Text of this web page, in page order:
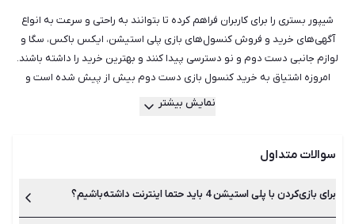
شیپور بستری را برای کاربران فراهم کرده تا بتوانند به راحتی و سرعت به انواع
آگهی‌های خرید و فروش کنسول‌های بازی پلی استیشن، ایکس باکس، سگا و
لوازم جانبی دست دوم و نو دسترسی پیدا کنند و بهترین خرید را داشته باشند.
امروزه اشتیاق به خرید کنسول بازی دست دوم بیش از پیش شده است و
اولین دلیلی که هر کسی به سراغ آن‌ها می‌رود، قیمت است. مطمئنا قیمت یک
مناسب را در میان آگهی‌های شیپور پیدا کرده‌اید، بی‌شک خرید دست دوم و
و دلزدگی، کمک به محیط زیست و دسترسی به کیفیت‌های بهتر هر محصول از
نمایش بیشتر
سوالات متداول
برای بازی‌کردن با پلی استیشن 4 باید حتما اینترنت داشته‌باشیم؟